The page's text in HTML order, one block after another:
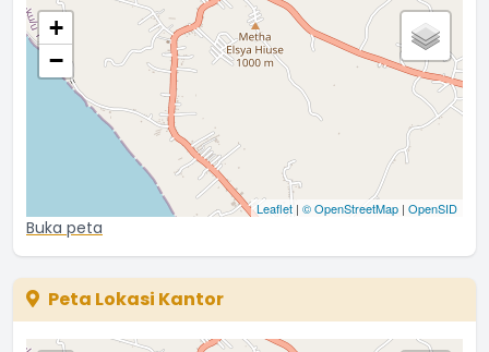
+
−
Leaflet | © OpenStreetMap | OpenSID
Buka peta
Peta Lokasi Kantor